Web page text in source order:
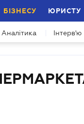
БІЗНЕСУ ЮРИСТУ
Аналітика Інтерв'ю